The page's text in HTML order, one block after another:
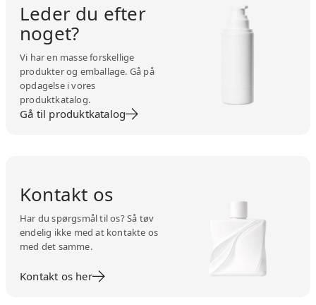
Leder du efter
noget?
Vi har en masse forskellige
produkter og emballage. Gå på
opdagelse i vores
produktkatalog.
Gå til produktkatalog
Kontakt os
Har du spørgsmål til os? Så tøv
endelig ikke med at kontakte os
med det samme.
Kontakt os her